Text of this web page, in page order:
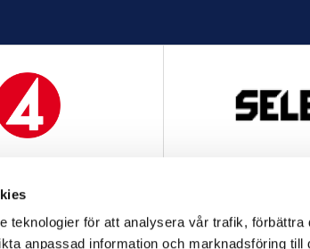
teknologier för att analysera vår trafik, förbättra
anpassad information och marknadsföring till